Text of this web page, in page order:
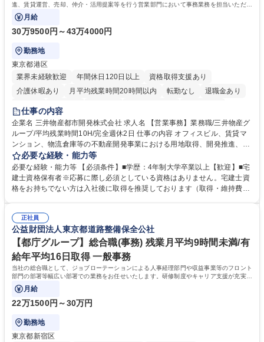
進、賃貸運営、売却、仲介・活用提案等を行う営業部門において事務業務を担当いただき
ます。
月給
30万9500円～43万4000円
勤務地
東京都港区
業界未経験歓迎
年間休日120日以上
資格取得支援あり
介護休暇あり
月平均残業時間20時間以内 転勤なし
退職金あり
在宅OK
賞与あり
駅近5分以内
土日祝休み 寮・社宅あり
仕事の内容
企業名 三井物産都市開発株式会社 求人名 【営業事務】業務職/三井物産グ
ループ/平均残業時間10H/完全週休2日 仕事の内容 オフィスビル、賃貸マ
ンション、物流倉庫等の不動産開発事業における用地取得、開発推進、賃
貸運営、売却、仲介・活用提案等を行う営業部門において事務業務を担当
いただきます。 【詳細】・契約書管理、契約書製本、捺印対応、ファイリ
ング、登記簿取得、調書取得・支払業務（各種費用支払、支払管理、請
求・支払データ登録、取引先マスター申請対応）・予算作成及び予実管
の他に担当頂く業務が発生する場合があります。 募集職種 【営業事務】
業務職/三井物産グループ/平均残業時間10H/完全週休2日
必要な経験・能力等
必要な経験・能力等 【必須条件】■学歴：4年制大学卒業以上【歓迎】■宅
建士資格保有者※応募に際し必須としている資格はありません。宅建士資
格をお持ちでない方は入社後に取得を推奨しております（取得・維持費用
ション力がある方。 ・チャレンジを厭わず、粘り強く業務に取り組める
方。多様な関係者と謙虚に信頼関係を構築でき、期限を意識したスケジュ
ール管理が出来る方。※将来的に他部署（営業部門、コーポレート部門）
へのジョブローテーションの可能性があります。 学歴・資格 学歴：大学
院 大学 語学力： 資格：宅地建物取引士
正社員
公益財団法人東京都道路整備保全公社
【都庁グループ】総合職(事務) 残業月平均9時間未満/有
給年平均16日取得 一般事務
当社の総合職として、ジョブローテーションによる人事経理部門や収益事業等のフロント
部門の部署等幅広い部署での業務をお任せいたします。研修制度やキャリア支援が充実し
ております！ ※下記業務詳細
月給
22万1500円～30万円
勤務地
東京都新宿区